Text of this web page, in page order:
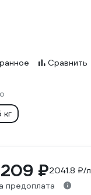
Сравнить
кг
₽2041.8 ₽/л
предоплата